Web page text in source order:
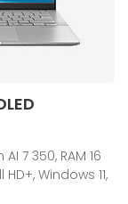
7 350, RAM 16
HD+, Windows 11,